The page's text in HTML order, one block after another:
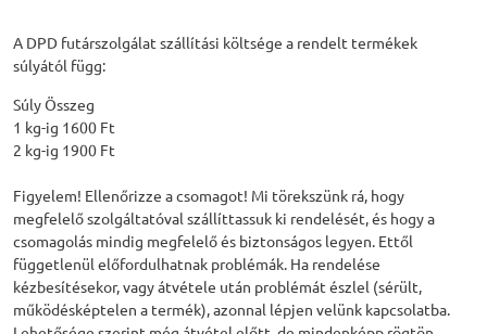
A DPD futárszolgálat szállítási költsége a rendelt termékek
súlyától függ:
Súly Összeg
1 kg-ig 1600 Ft
2 kg-ig 1900 Ft
Figyelem! Ellenőrizze a csomagot! Mi törekszünk rá, hogy
megfelelő szolgáltatóval szállíttassuk ki rendelését, és hogy a
csomagolás mindig megfelelő és biztonságos legyen. Ettől
függetlenül előfordulhatnak problémák. Ha rendelése
kézbesítésekor, vagy átvétele után problémát észlel (sérült,
működésképtelen a termék), azonnal lépjen velünk kapcsolatba.